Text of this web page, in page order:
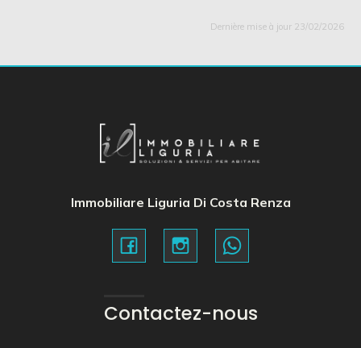
Dernière mise à jour 23/02/2026
Immobiliare Liguria Di Costa Renza
Contactez-nous